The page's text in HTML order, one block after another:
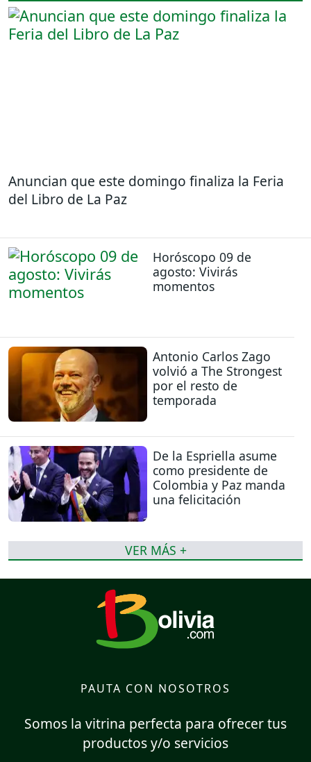
Anuncian que este domingo finaliza la Feria
del Libro de La Paz
Horóscopo 09 de
agosto: Vivirás
momentos
Antonio Carlos Zago
volvió a The Strongest
por el resto de
temporada
De la Espriella asume
como presidente de
Colombia y Paz manda
una felicitación
VER MÁS +
PAUTA CON NOSOTROS
Somos la vitrina perfecta para ofrecer tus
productos y/o servicios